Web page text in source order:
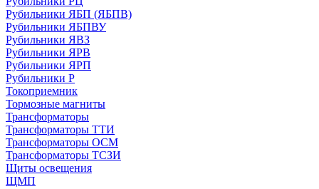
Рубильники ЯБП (ЯБПВ)
Рубильники ЯБПВУ
Рубильники ЯВЗ
Рубильники ЯРВ
Рубильники ЯРП
Рубильники Р
Токоприемник
Тормозные магниты
Трансформаторы
Трансформаторы ТТИ
Трансформаторы ОСМ
Трансформаторы ТСЗИ
Щиты освещения
ЩМП